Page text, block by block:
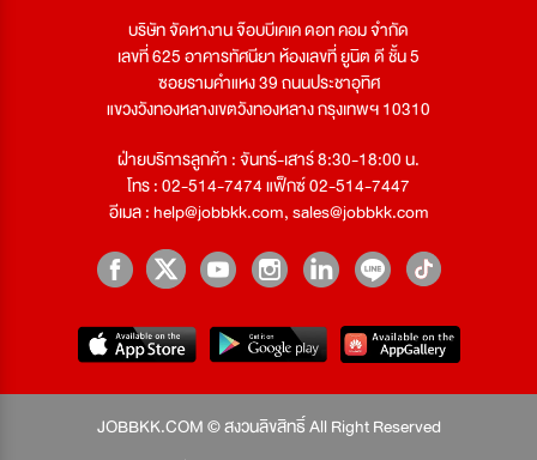
บริษัท จัดหางาน จ๊อบบีเคเค ดอท คอม จำกัด
เลขที่ 625 อาคารทัศนียา ห้องเลขที่ ยูนิต ดี ชั้น 5
ซอยรามคำแหง 39 ถนนประชาอุทิศ
แขวงวังทองหลางเขตวังทองหลาง กรุงเทพฯ 10310
ฝ่ายบริการลูกค้า : จันทร์-เสาร์ 8:30-18:00 น.
โทร : 02-514-7474 แฟ็กซ์ 02-514-7447
อีเมล :help@jobbkk.com,sales@jobbkk.com
JOBBKK.COM © สงวนลิขสิทธิ์ All Right Reserved